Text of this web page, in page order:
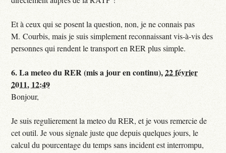
Et à ceux qui se posent la question, non, je ne connais pas
M. Courbis, mais je suis simplement reconnaissant vis-à-vis des
personnes qui rendent le transport en RER plus simple.
6.La meteo du RER (mis a jour en continu),22 février
2011, 12:49
Bonjour,
Je suis regulierement la meteo du RER, et je vous remercie de
cet outil. Je vous signale juste que depuis quelques jours, le
calcul du pourcentage du temps sans incident est interrompu,